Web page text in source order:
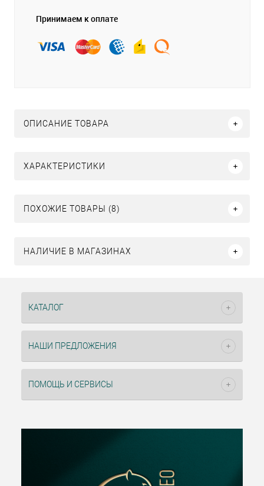
Принимаем к оплате
ОПИСАНИЕ ТОВАРА
ХАРАКТЕРИСТИКИ
ПОХОЖИЕ ТОВАРЫ (8)
НАЛИЧИЕ В МАГАЗИНАХ
КАТАЛОГ
НАШИ ПРЕДЛОЖЕНИЯ
ПОМОЩЬ И СЕРВИСЫ